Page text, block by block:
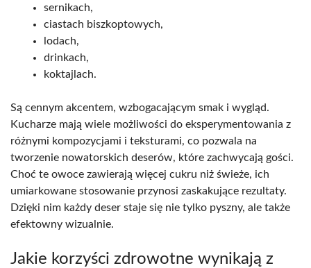
sernikach,
ciastach biszkoptowych,
lodach,
drinkach,
koktajlach.
Są cennym akcentem, wzbogacającym smak i wygląd.
Kucharze mają wiele możliwości do eksperymentowania z
różnymi kompozycjami i teksturami, co pozwala na
tworzenie nowatorskich deserów, które zachwycają gości.
Choć te owoce zawierają więcej cukru niż świeże, ich
umiarkowane stosowanie przynosi zaskakujące rezultaty.
Dzięki nim każdy deser staje się nie tylko pyszny, ale także
efektowny wizualnie.
Jakie korzyści zdrowotne wynikają z